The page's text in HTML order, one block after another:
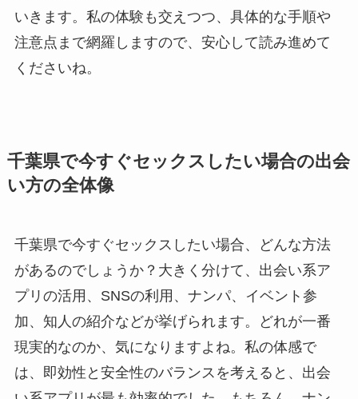
いきます。私の体験も交えつつ、具体的な手順や
注意点まで網羅しますので、安心して読み進めて
くださいね。
千葉県で今すぐセックスしたい場合の出会
い方の全体像
千葉県で今すぐセックスしたい場合、どんな方法
があるのでしょうか？大きく分けて、出会い系ア
プリの活用、SNSの利用、ナンパ、イベント参
加、知人の紹介などが挙げられます。どれが一番
現実的なのか、気になりますよね。私の体感で
は、即効性と安全性のバランスを考えると、出会